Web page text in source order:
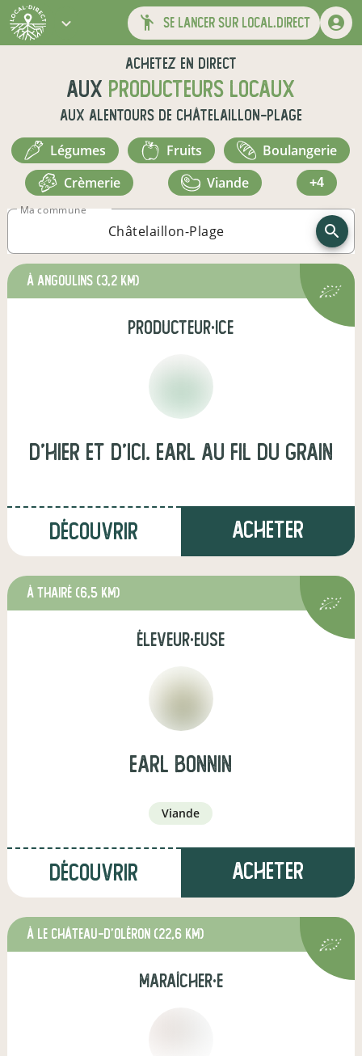
se lancer sur local.direct
Achetez en direct
aux producteurs locaux
aux alentours de Châtelaillon-Plage
légumes fruits
boulangerie
crèmerie
viande +4
Ma commune
à Angoulins (3,2 km)
producteur·ice
D'hier et d'ici. earl au fil du grain
Découvrir Acheter
à Thairé (6,5 km)
éleveur·euse
earl bonnin
viande
Découvrir Acheter
à Le Château-d'Oléron (22,6 km)
maraîcher·e